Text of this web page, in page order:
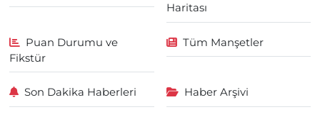
Haritası
Puan Durumu ve
Fikstür
Tüm Manşetler
Son Dakika Haberleri Haber Arşivi